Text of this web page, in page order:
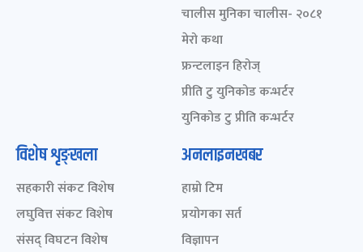
चालीस मुनिका चालीस- २०८१
मेरो कथा
फ्रन्टलाइन हिरोज्
प्रीति टु युनिकोड कन्भर्टर
युनिकोड टु प्रीति कन्भर्टर
विशेष शृङ्खला
सहकारी संकट विशेष
लघुवित्त संकट विशेष
संसद् विघटन विशेष
अनलाइनखबर
हाम्रो टिम
प्रयोगका सर्त
विज्ञापन